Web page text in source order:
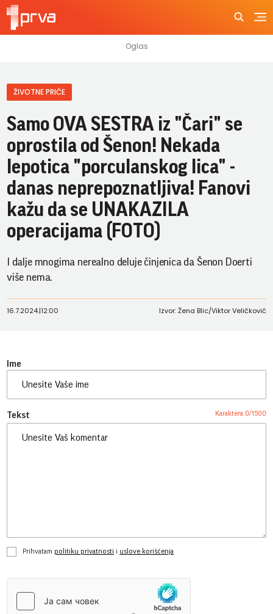
ŽIVOTNE PRIČE
Samo OVA SESTRA iz "Čari" se
oprostila od Šenon! Nekada
lepotica "porculanskog lica" -
danas neprepoznatljiva! Fanovi
kažu da se UNAKAZILA
operacijama (FOTO)
I dalje mnogima nerealno deluje činjenica da Šenon Doerti
više nema.
16.7.2024.|12:00 Izvor: Žena Blic/Viktor Veličković
Ime
Tekst Karaktera:0/1500
Prihvatam politiku privatnosti i uslove korišćenja